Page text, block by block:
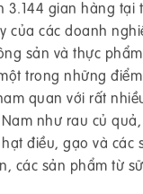
3.144 gian hàng tại
của các doanh
sản và thực
trong những
quan với rất
như rau củ
điều, gạo và các
các sản phẩm từ